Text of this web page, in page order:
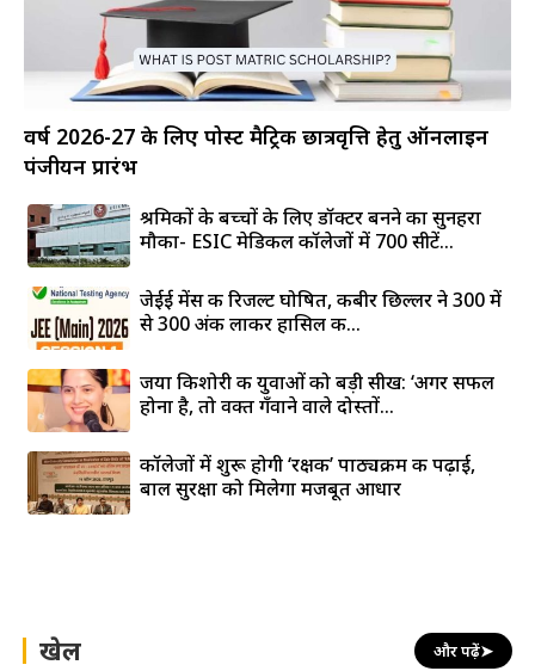
वर्ष 2026-27 के लिए पोस्ट मैट्रिक छात्रवृत्ति हेतु ऑनलाइन
पंजीयन प्रारंभ
श्रमिकों के बच्चों के लिए डॉक्टर बनने का सुनहरा
मौका- ESIC मेडिकल कॉलेजों में 700 सीटें...
जेईई मेंस की रिजल्ट घोषित, कबीर छिल्लर ने 300 में
से 300 अंक लाकर हासिल की...
जया किशोरी की युवाओं को बड़ी सीख: ‘अगर सफल
होना है, तो वक्त गँवाने वाले दोस्तों...
कॉलेजों में शुरू होगी ‘रक्षक’ पाठ्यक्रम की पढ़ाई,
बाल सुरक्षा को मिलेगा मजबूत आधार
खेल और पढ़ें➤